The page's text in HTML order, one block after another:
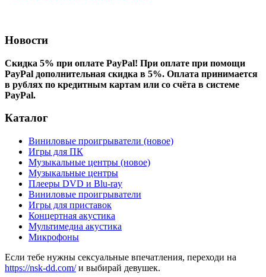
Новости
Скидка 5% при оплате PayPal! При оплате при помощи
PayPal дополнительная скидка в 5%. Оплата принимается
в рублях по кредитным картам или со счёта в системе
PayPal.
Каталог
Виниловые проигрыватели (новое)
Игры для ПК
Музыкальные центры (новое)
Музыкальные центры
Плееры DVD и Blu-ray
Виниловые проигрыватели
Игры для приставок
Концертная акустика
Мультимедиа акустика
Микрофоны
Если тебе нужны сексуальные впечатления, переходи на
https://nsk-dd.com/и выбирай девушек.